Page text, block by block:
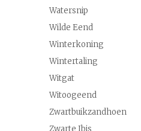
Watersnip
Wilde Eend
Winterkoning
Wintertaling
Witgat
Witoogeend
Zwartbuikzandhoen
Zwarte Ibis